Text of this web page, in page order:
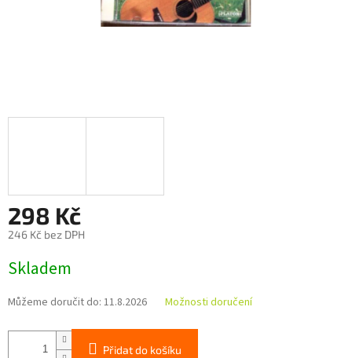
298 Kč
246 Kč bez DPH
cena:
Skladem
Můžeme doručit do: 11.8.2026 Možnosti doručení
Přidat do košíku